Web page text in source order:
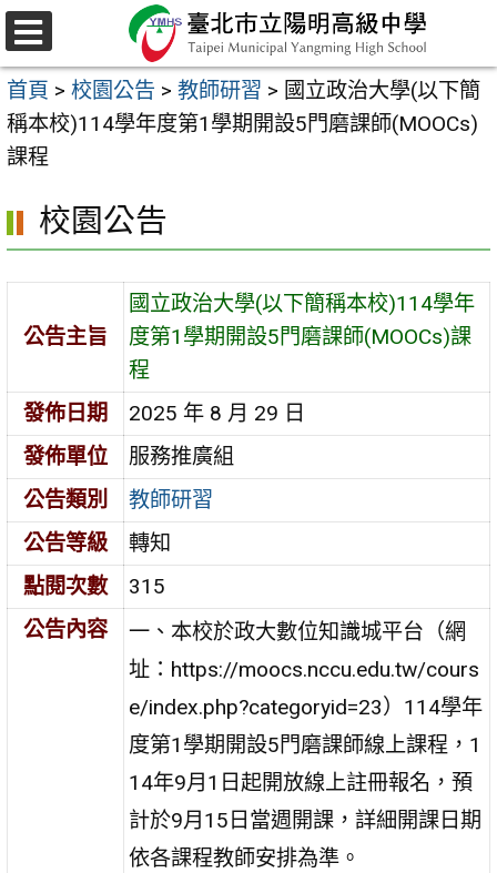
跳
至
主
要
內
區
選
單
首頁 > 校園公告 > 教師研習 > 國立政治大學(以下簡
稱本校)114學年度第1學期開設5門磨課師(MOOCs)
課程
校園公告
公告主旨
國立政治大學(以下簡稱本校)114學年
度第1學期開設5門磨課師(MOOCs)課
程
發佈日期
2025 年 8 月 29 日
發佈單位
服務推廣組
公告類別
教師研習
公告等級
轉知
點閱次數
315
公告內容
一、本校於政大數位知識城平台（網
址：https://moocs.nccu.edu.tw/cours
e/index.php?categoryid=23）114學年
度第1學期開設5門磨課師線上課程，1
14年9月1日起開放線上註冊報名，預
計於9月15日當週開課，詳細開課日期
依各課程教師安排為準。